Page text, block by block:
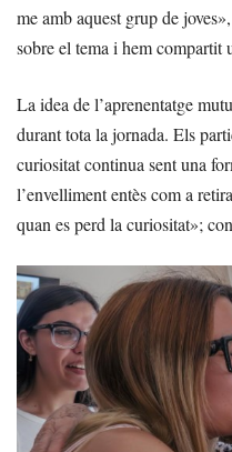
me amb aquest grup de
sobre el tema i hem compartit
La idea de l’aprenentatge
durant tota la jornada. Els
curiositat continua sent una
l’envelliment entès com a
quan es perd la curiositat»;